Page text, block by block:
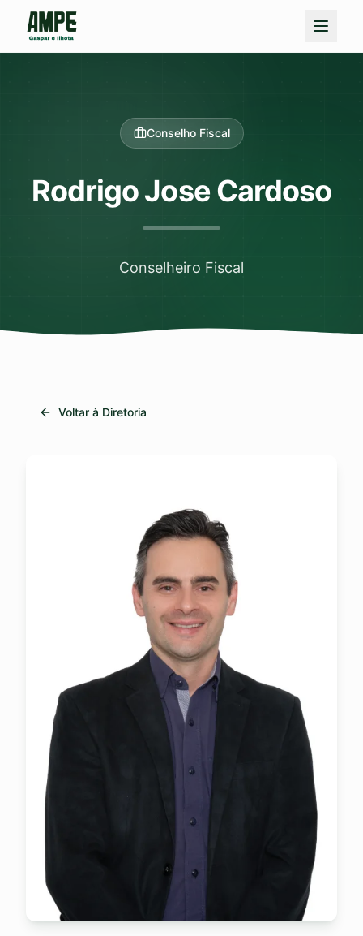
Conselho Fiscal
Rodrigo Jose Cardoso
Conselheiro Fiscal
Voltar à Diretoria